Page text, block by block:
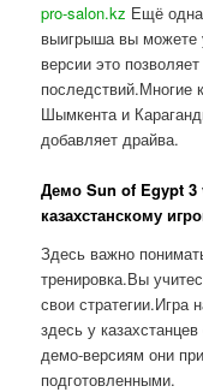
pro-salon.kz Ещё
выигрыша вы можете
версии это
последствий.Многие
Шымкента и
добавляет драйва.
Демо Sun of Egypt 3
казахстанскому
Здесь важно
тренировка.Вы
свои стратегии.Игра
здесь у
демо-версиям они
подготовленными.